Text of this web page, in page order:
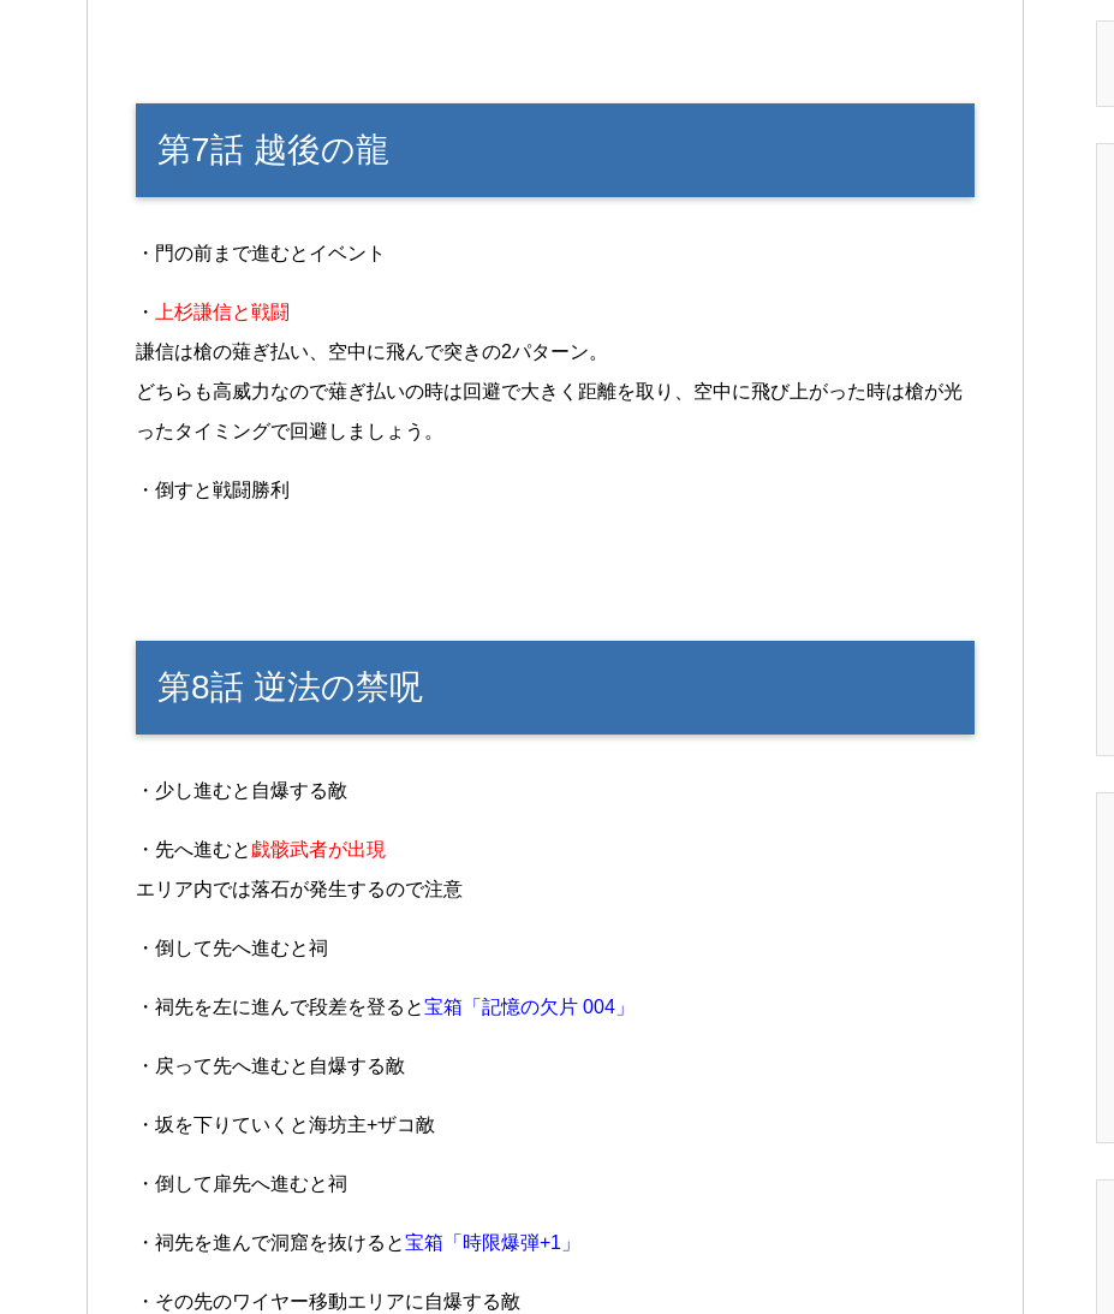
第7話 越後の龍
・門の前まで進むとイベント
・
上杉謙信と戦闘
謙信は槍の薙ぎ払い、空中に飛んで突きの2パターン。
どちらも高威力なので薙ぎ払いの時は回避で大きく距離を取り、空中に飛び上がった時は槍が光
ったタイミングで回避しましょう。
・倒すと戦闘勝利
第8話 逆法の禁呪
・少し進むと自爆する敵
・先へ進むと 戯骸武者が出現
エリア内では落石が発生するので注意
・倒して先へ進むと祠
・祠先を左に進んで段差を登ると宝箱「記憶の欠片 004」
・戻って先へ進むと自爆する敵
・坂を下りていくと海坊主+ザコ敵
・倒して扉先へ進むと祠
・祠先を進んで洞窟を抜けると宝箱「時限爆弾+1」
・その先のワイヤー移動エリアに自爆する敵